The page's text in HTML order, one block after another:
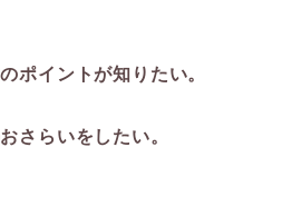
ポイントが知りたい。
さらいをしたい。